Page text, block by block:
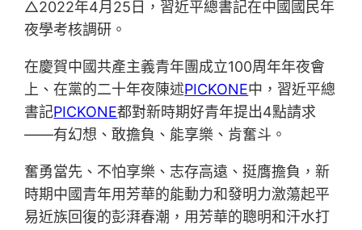
△2022年4月25日，習近平總書記在中國國民年
夜學考核調研。
在慶賀中國共產主義青年團成立100周年年夜會
上、在黨的二十年夜陳述PICKONE中，習近平總
書記PICKONE都對新時期好青年提出4點請求
——有幻想、敢擔負、能享樂、肯奮斗。
奮勇當先、不怕享樂、志存高遠、挺膺擔負，新
時期中國青年用芳華的能動力和發明力激蕩起平
易近族回復的彭湃春潮，用芳華的聰明和汗水打